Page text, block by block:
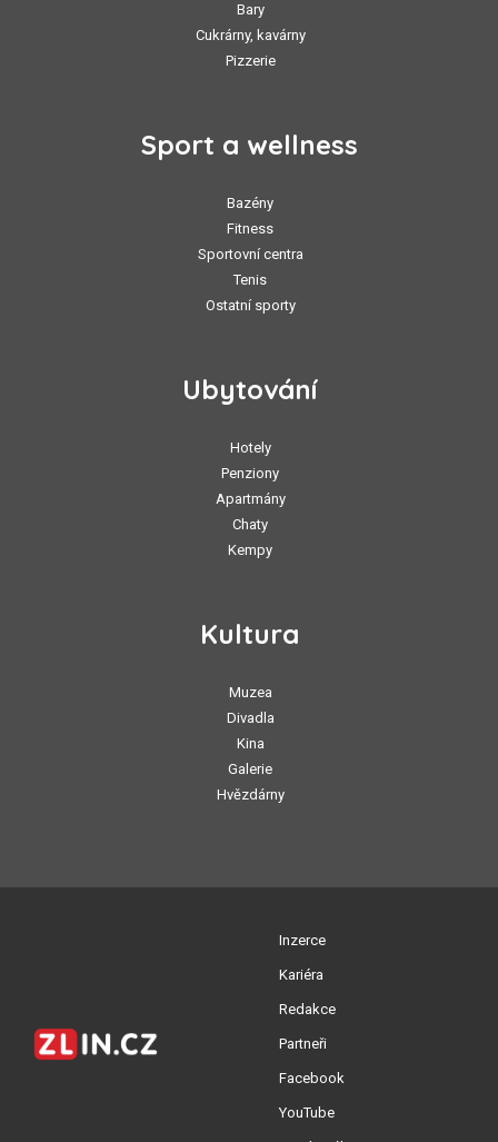
Bary
Cukrárny, kavárny
Pizzerie
Sport a wellness
Bazény
Fitness
Sportovní centra
Tenis
Ostatní sporty
Ubytování
Hotely
Penziony
Apartmány
Chaty
Kempy
Kultura
Muzea
Divadla
Kina
Galerie
Hvězdárny
Inzerce
Kariéra
Redakce
Partneři
Facebook
YouTube